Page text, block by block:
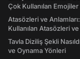
Çok Kullanılan Emojiler
Atasözleri ve
Kullanılan Atasözleri ve
Tavla Diziliş Şekli
ve Oynama Yönleri